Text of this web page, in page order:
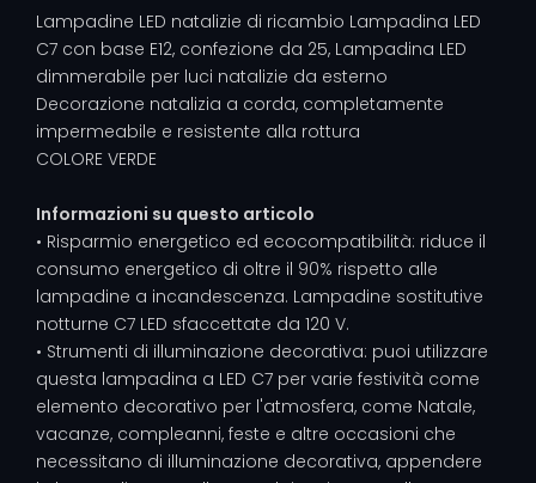
Lampadine LED natalizie di ricambio Lampadina LED
C7 con base E12, confezione da 25, Lampadina LED
dimmerabile per luci natalizie da esterno
Decorazione natalizia a corda, completamente
impermeabile e resistente alla rottura
COLORE VERDE
Informazioni su questo articolo
• Risparmio energetico ed ecocompatibilità: riduce il
consumo energetico di oltre il 90% rispetto alle
lampadine a incandescenza. Lampadine sostitutive
notturne C7 LED sfaccettate da 120 V.
• Strumenti di illuminazione decorativa: puoi utilizzare
questa lampadina a LED C7 per varie festività come
elemento decorativo per l'atmosfera, come Natale,
vacanze, compleanni, feste e altre occasioni che
necessitano di illuminazione decorativa, appendere